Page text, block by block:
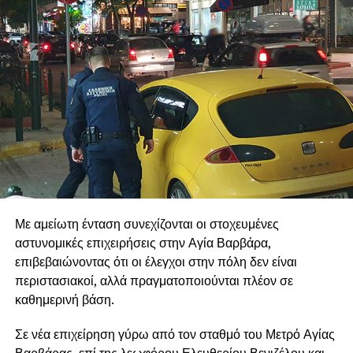
σύγχρονες αθλητικές εγκαταστάσεις που αξίζουν στους
κατοίκους και, κυρίως, στη νέα γενιά της πόλης.
.
.
Με αμείωτη ένταση συνεχίζονται οι στοχευμένες
αστυνομικές επιχειρήσεις στην Αγία Βαρβάρα,
επιβεβαιώνοντας ότι οι έλεγχοι στην πόλη δεν είναι
περιστασιακοί, αλλά πραγματοποιούνται πλέον σε
καθημερινή βάση.
Σε νέα επιχείρηση γύρω από τον σταθμό του Μετρό Αγίας